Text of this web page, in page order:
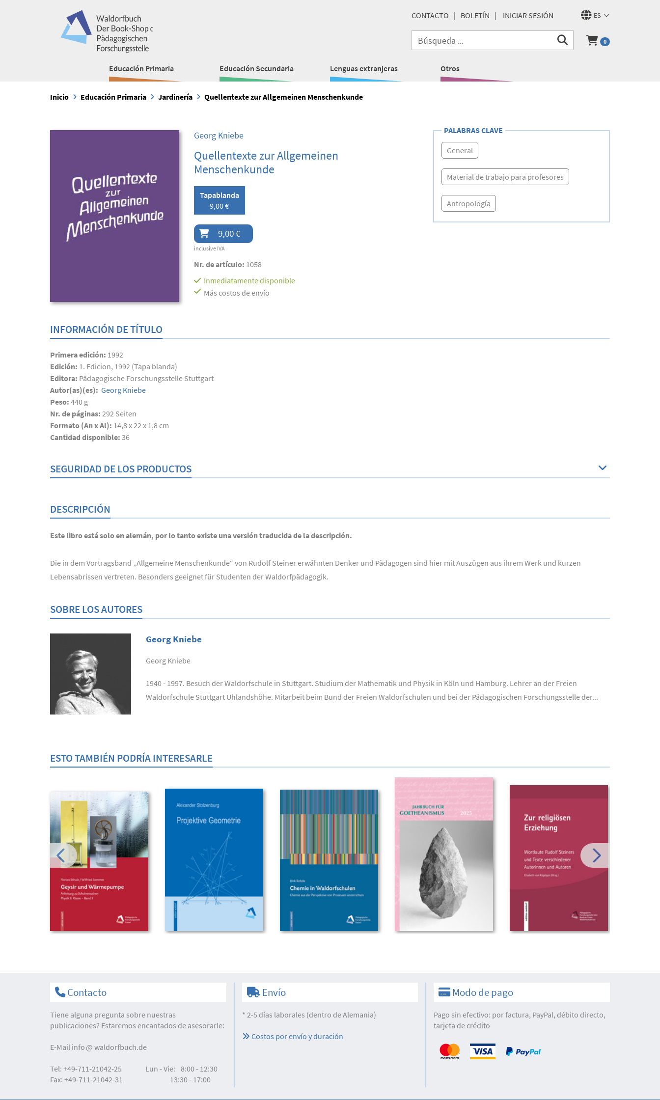
ES
CONTACTO BOLETÍN INICIAR SESIÓN
0
Educación Primaria Educación Secundaria Lenguas extranjeras Otros
Inicio Educación Primaria Jardinería Quellentexte zur Allgemeinen Menschenkunde
Georg Kniebe
Quellentexte zur Allgemeinen
Menschenkunde
Tapablanda
9,00 €
9,00 €
inclusive IVA
Nr. de artículo: 1058
Inmediatamente disponible
Más costos de envío
PALABRAS CLAVE
General
Material de trabajo para profesores
Antropología
INFORMACIÓN DE TÍTULO
Primera edición: 1992
Edición: 1. Edicion, 1992 (Tapa blanda)
Editora: Pädagogische Forschungsstelle Stuttgart
Autor(as)(es): Georg Kniebe
Peso: 440 g
Nr. de páginas: 292 Seiten
Formato (An x Al): 14,8 x 22 x 1,8 cm
Cantidad disponible: 36
SEGURIDAD DE LOS PRODUCTOS
DESCRIPCIÓN
Este libro está solo en alemán, por lo tanto existe una versión traducida de la descripción.
Die in dem Vortragsband „Allgemeine Menschenkunde“ von Rudolf Steiner erwähnten Denker und Pädagogen sind hier mit Auszügen aus ihrem Werk und kurzen
Lebensabrissen vertreten. Besonders geeignet für Studenten der Waldorfpädagogik.
SOBRE LOS AUTORES
Georg Kniebe
Georg Kniebe
1940 - 1997. Besuch der Waldorfschule in Stuttgart. Studium der Mathematik und Physik in Köln und Hamburg. Lehrer an der Freien
Waldorfschule Stuttgart Uhlandshöhe. Mitarbeit beim Bund der Freien Waldorfschulen und bei der Pädagogischen Forschungsstelle der...
ESTO TAMBIÉN PODRÍA INTERESARLE
Contacto
Tiene alguna pregunta sobre nuestras
publicaciones? Estaremos encantados de asesorarle:
E-Mail info waldorfbuch.de
Tel: +49-711-21042-25
Fax: +49-711-21042-31
Lun - Vie:
8:00 - 12:30
13:30 - 17:00
Envío
* 2-5 días laborales (dentro de Alemania)
Costos por envío y duración
Modo de pago
Pago sin efectivo: por factura, PayPal, débito directo,
tarjeta de crédito